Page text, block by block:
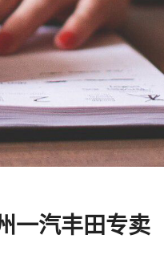
一汽丰田专卖